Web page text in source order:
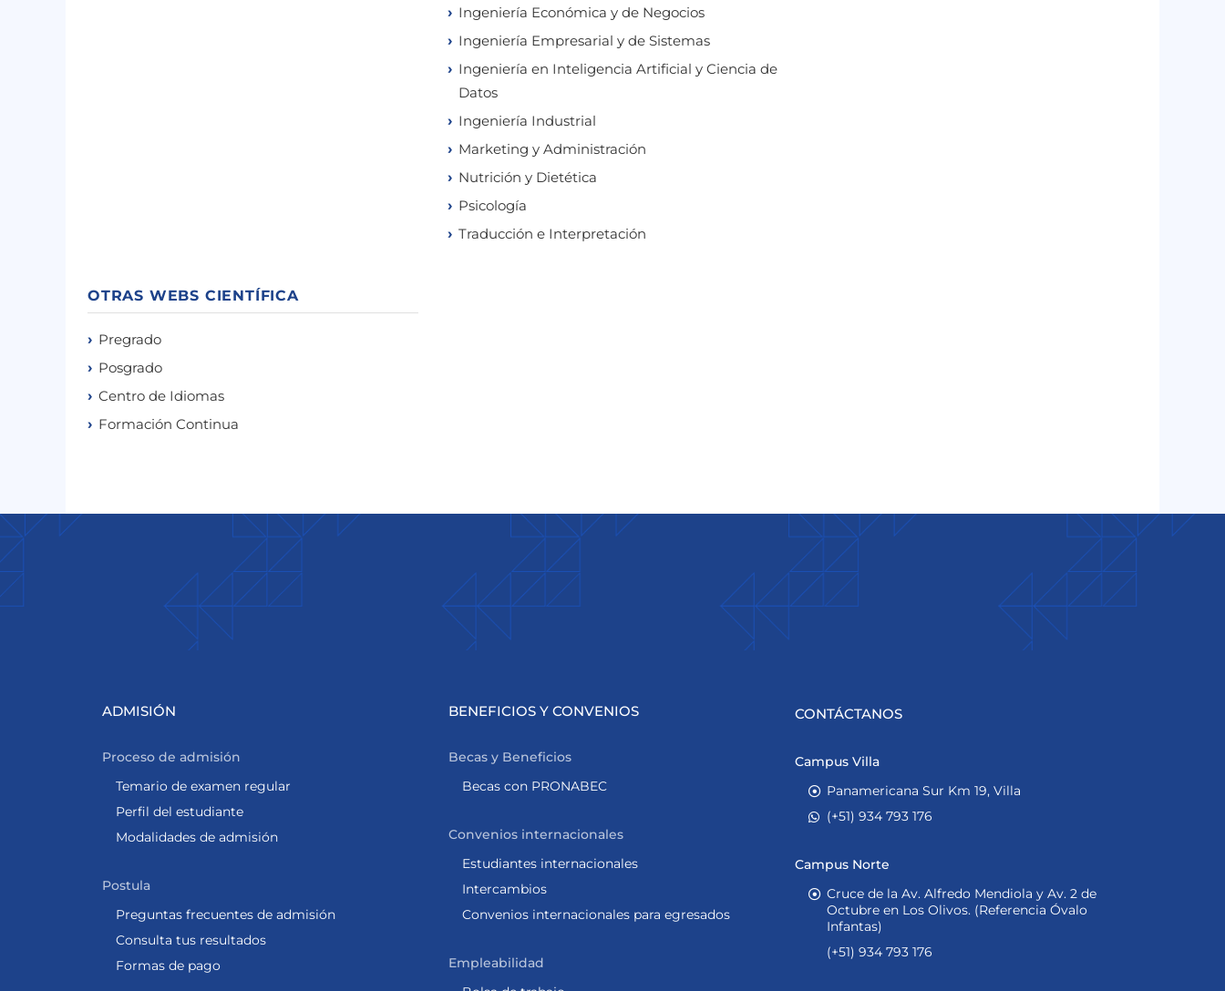
Ingeniería Económica y de Negocios
Ingeniería Empresarial y de Sistemas
Ingeniería en Inteligencia Artificial y Ciencia de
Datos
Ingeniería Industrial
Marketing y Administración
Nutrición y Dietética
Psicología
Traducción e Interpretación
OTRAS WEBS CIENTÍFICA
Pregrado
Posgrado
Centro de Idiomas
Formación Continua
ADMISIÓN
Proceso de admisión
Temario de examen regular
Perfil del estudiante
Modalidades de admisión
Postula
Preguntas frecuentes de admisión
Consulta tus resultados
Formas de pago
BENEFICIOS Y CONVENIOS
Becas y Beneficios
Becas con PRONABEC
Convenios internacionales
Estudiantes internacionales
Intercambios
Convenios internacionales para egresados
Empleabilidad
CONTÁCTANOS
Campus Villa
Panamericana Sur Km 19, Villa
(+51) 934 793 176
Campus Norte
Cruce de la Av. Alfredo Mendiola y Av. 2 de
Octubre en Los Olivos. (Referencia Óvalo
Infantas)
(+51) 934 793 176